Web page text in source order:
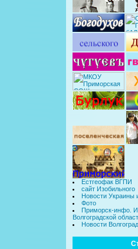
Естгеофак ВГПИ
сайт Изобильного
Новости Украины
Фото
Приморск-инфо.
Волгоградской
Новости